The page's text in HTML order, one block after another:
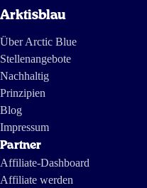
Arktisblau
Über Arctic Blue
Stellenangebote
Nachhaltig
Prinzipien
Blog
Impressum
Partner
Affiliate-Dashboard
Affiliate werden